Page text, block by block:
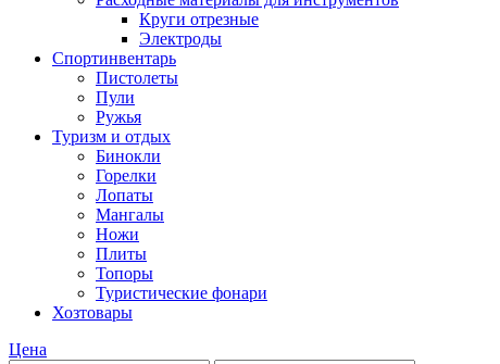
Круги отрезные
Электроды
Спортинвентарь
Пистолеты
Пули
Ружья
Туризм и отдых
Бинокли
Горелки
Лопаты
Мангалы
Ножи
Плиты
Топоры
Туристические фонари
Хозтовары
Цена